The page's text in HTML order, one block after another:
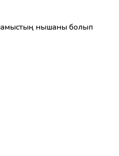
намыстың нышаны болып